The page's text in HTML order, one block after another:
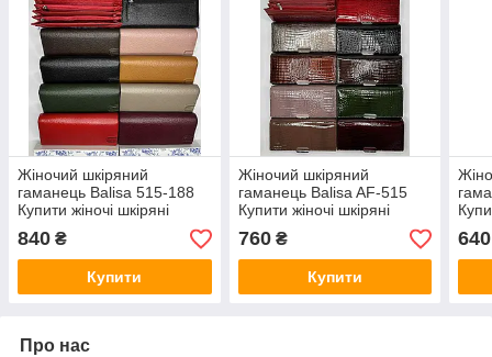
Жіночий шкіряний
гаманець Balisa 515-188
Купити жіночі шкіряні
гаманці Баліса оптом
Одеса 7 км
840 ₴
Купити
Жіночий шкіряний
гаманець Balisa AF-515
Купити жіночі шкіряні
гаманці Баліса оптом
Одеса 7 км
760₴
Купити
640
Про нас